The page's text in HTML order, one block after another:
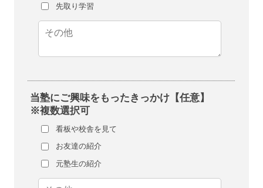
先取り学習
当塾にご興味をもったきっかけ【任意】
※複数選択可
看板や校舎を見て
お友達の紹介
元塾生の紹介